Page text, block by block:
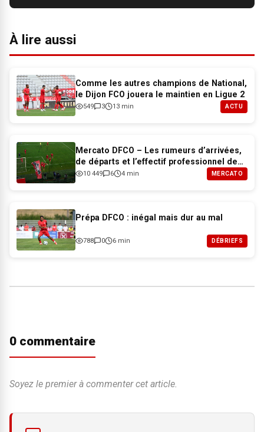
À lire aussi
Comme les autres champions de National,
le Dijon FCO jouera le maintien en Ligue 2
549 3 13 min ACTU
Mercato DFCO – Les rumeurs d’arrivées,
de départs et l’effectif professionnel de
Dijon pour 2026-2027
10 449 6 4 min MERCATO
Prépa DFCO : inégal mais dur au mal
788 0 6 min DÉBRIEFS
0 commentaire
Soyez le premier à commenter cet article.